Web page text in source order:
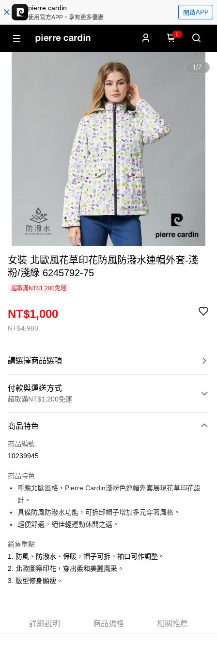
pierre cardin
使用官方APP，享有更多優惠
開啟APP
0
1/7
女裝 北歐風花草印花防風防潑水連帽外套-淺
粉/淺綠 6245792-75
超取滿NT$1,200免運
NT$4,980
NT$1,000
請選擇商品選項
付款與運送方式
超取滿NT$1,200免運
信用卡一次付款
超商取貨付款
Apple Pay
悠遊付
Google Pay
ATM付款
全家取貨付款
每筆NT$60，滿NT$1,200(含以上)免運費
商品特色
商品編號
10239945
商品特色
呼應北歐風格，Pierre Cardin淺粉色連帽外套展現花草印花設
計。
具備防風防潑水功能，可拆卸帽子增加多元穿著風格。
輕便舒適，絕佳輕運動休閒之選。
銷售重點
1. 防風、防潑水、保暖，帽子可拆、袖口可作調整。
2. 北歐圖案印花，穿出柔和美麗風采。
3. 版型修身顯瘦。
詳細說明 商品規格 相關推薦